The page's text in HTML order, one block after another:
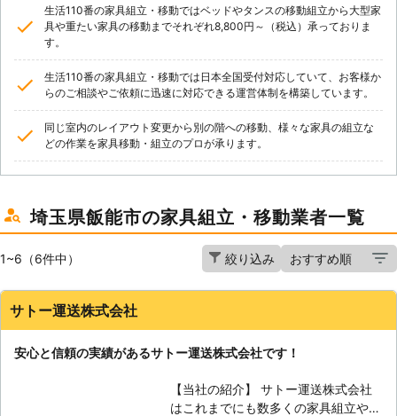
生活110番の家具組立・移動ではベッドやタンスの移動組立から大型家
具や重たい家具の移動までそれぞれ8,800円～（税込）承っておりま
す。
生活110番の家具組立・移動では日本全国受付対応していて、お客様か
らのご相談やご依頼に迅速に対応できる運営体制を構築しています。
同じ室内のレイアウト変更から別の階への移動、様々な家具の組立な
どの作業を家具移動・組立のプロが承ります。
埼玉県飯能市の家具組立・移動業者一覧
1~6（6件中） 絞り込み
サトー運送株式会社
安心と信頼の実績があるサトー運送株式会社です！
【当社の紹介】 サトー運送株式会社
はこれまでにも数多くの家具組立や移